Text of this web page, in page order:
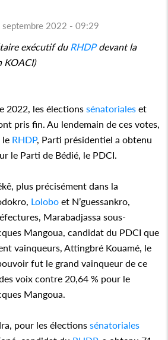
2022 - 09:29
exécutif du RHDPdevant la
KOACI)
2022, les électionssénatoriales et
pris fin. Au lendemain de ces votes,
le RHDP, Parti présidentiel a obtenu
le Parti de Bédié, le PDCI.
plus précisément dans la
Lolobo et N’guessankro,
Marabadjassa sous-
Mangoua, candidat du PDCI que
vainqueurs, Attingbré Kouamé, le
fut le grand vainqueur de ce
voix contre 20,64 % pour le
Mangoua.
pour les électionssénatoriales